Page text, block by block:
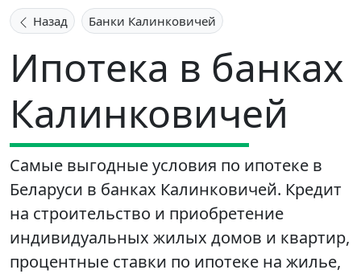
Назад Банки Калинковичей
Ипотека в банках
Калинковичей
Самые выгодные условия по ипотеке в
Беларуси в банках Калинковичей. Кредит
на строительство и приобретение
индивидуальных жилых домов и квартир,
процентные ставки по ипотеке на жилье,